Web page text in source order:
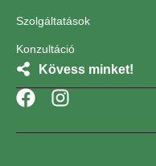
Szolgáltatások
Konzultáció
Kövess minket!